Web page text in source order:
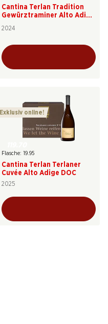
Cantina Terlan Tradition
Gewürztraminer Alto Adige
2024
Exklusiv online!
Flasche: 19.95
Cantina Terlan Terlaner
Cuvée Alto Adige DOC
2025